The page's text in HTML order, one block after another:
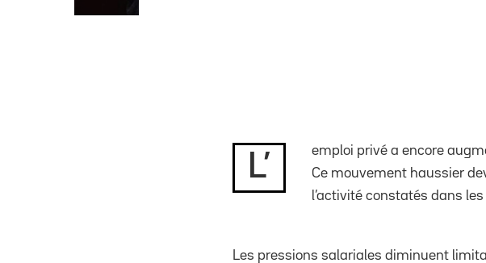
L’
emploi privé a encore
Ce mouvement haussier
l’activité constatés dans
Les pressions salariales diminuent